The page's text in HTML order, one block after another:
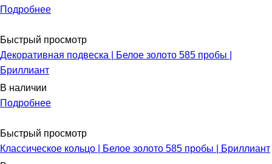
Подробнее
Быстрый просмотр
Декоративная подвеска | Белое золото 585 пробы |
Бриллиант
В наличии
Подробнее
Быстрый просмотр
Классическое кольцо | Белое золото 585 пробы | Бриллиант